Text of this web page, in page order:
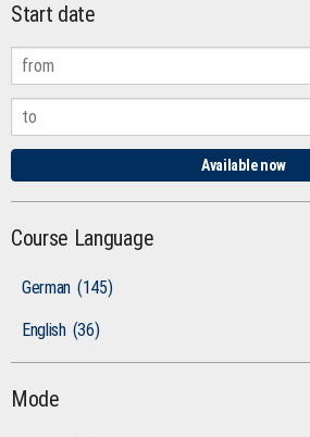
Start date
Available now
Course Language
German (145)
English (36)
Mode